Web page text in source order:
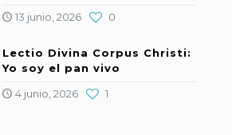
13 junio, 2026
0
Lectio Divina Corpus Christi:
Yo soy el pan vivo
4 junio, 2026
1